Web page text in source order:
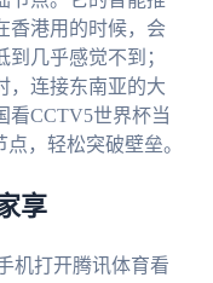
香港用的时候，会
几乎感觉不到；
，连接东南亚的大
看CCTV5世界杯当
，轻松突破壁垒。
享
机打开腾讯体育看